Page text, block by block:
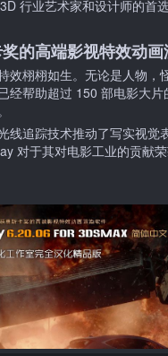
行业艺术家和设计师的首选
的高端影视特效动画
效栩栩如生。无论是人物，
经帮助超过 150 部电影大
线追踪技术推动了写实视觉
对于其对电影工业的贡献